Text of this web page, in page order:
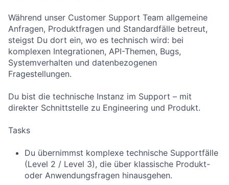
Während unser Customer Support Team allgemeine
Anfragen, Produktfragen und Standardfälle betreut,
steigst Du dort ein, wo es technisch wird: bei
komplexen Integrationen, API-Themen, Bugs,
Systemverhalten und datenbezogenen
Fragestellungen.
Du bist die technische Instanz im Support – mit
direkter Schnittstelle zu Engineering und Produkt.
Tasks
Du übernimmst komplexe technische Supportfälle
(Level 2 / Level 3), die über klassische Produkt-
oder Anwendungsfragen hinausgehen.